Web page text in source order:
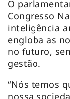
O
Congresso
inteligência
engloba as
no futuro,
gestão.
“Nós temos
nossa